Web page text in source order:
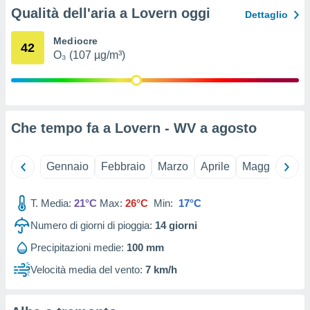
dei
noi e i
Qualità dell'aria a Lovern oggi Dettaglio
42 Mediocre
O₃ (107 µg/m³)
Che tempo fa a Lovern - WV a agosto
Gennaio Febbraio Marzo Aprile Maggio
T. Media: 21°C Max: 26°C Min: 17°C
Numero di giorni di pioggia: 14giorni
Precipitazioni medie: 100 mm
Velocità media del vento: 7 km/h